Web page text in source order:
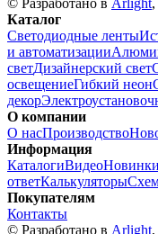
© Разработано в Arlight
Каталог
Светодиодные ленты
и автоматизации
светДизайнерский свет
освещениеГибкий неон
декор
О компании
О насПроизводство
Информация
КаталогиВидеоНовинки
ответКалькуляторы
Покупателям
Контакты
© Разработано в Arlight